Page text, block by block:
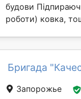
будови
роботи) ковка,
Бригада
Запорожье